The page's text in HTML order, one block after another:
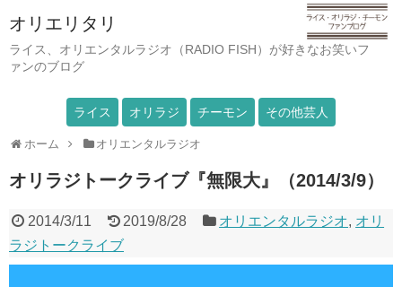
オリエリタリ
ライス、オリエンタルラジオ（RADIO FISH）が好きなお笑いフ
ァンのブログ
ライス オリラジ チーモン その他芸人
ホーム オリエンタルラジオ
オリラジトークライブ『無限大』（2014/3/9）
2014/3/11 2019/8/28 オリエンタルラジオ, オリ
ラジトークライブ